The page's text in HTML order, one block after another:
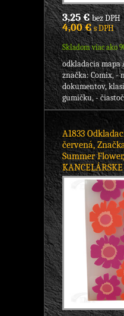
3,25 €bez DPH
4,00 €s DPH
Skladom viac ako
odkladacia mapa
značka: Comix, -
dokumentov,
gumičku, -
A1833
červená,
Summer